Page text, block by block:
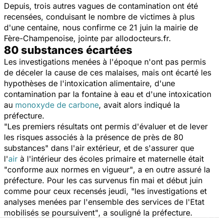
Depuis, trois autres vagues de contamination ont été
recensées, conduisant le nombre de victimes à plus
d'une centaine, nous confirme ce 21 juin la mairie de
Fère-Champenoise, jointe par allodocteurs.fr.
80 substances écartées
Les investigations menées à l'époque n'ont pas permis
de déceler la cause de ces malaises, mais ont écarté les
hypothèses de l'intoxication alimentaire, d'une
contamination par la fontaine à eau et d'une intoxication
au monoxyde de carbone, avait alors indiqué la
préfecture.
"Les premiers résultats ont permis d'évaluer et de lever
les risques associés à la présence de près de 80
substances" dans l'air extérieur, et de s'assurer que
l'air à l'intérieur des écoles primaire et maternelle était
"conforme aux normes en vigueur", a en outre assuré la
préfecture. Pour les cas survenus fin mai et début juin
comme pour ceux recensés jeudi, "les investigations et
analyses menées par l'ensemble des services de l'Etat
mobilisés se poursuivent", a souligné la préfecture.